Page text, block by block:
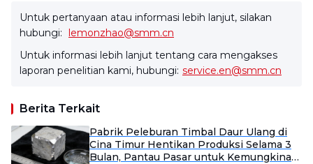
Untuk pertanyaan atau informasi lebih lanjut, silakan
hubungi: lemonzhao@smm.cn
Untuk informasi lebih lanjut tentang cara mengakses
laporan penelitian kami, hubungi: service.en@smm.cn
Berita Terkait
Pabrik Peleburan Timbal Daur Ulang di
Cina Timur Hentikan Produksi Selama 3
Bulan, Pantau Pasar untuk Kemungkinan